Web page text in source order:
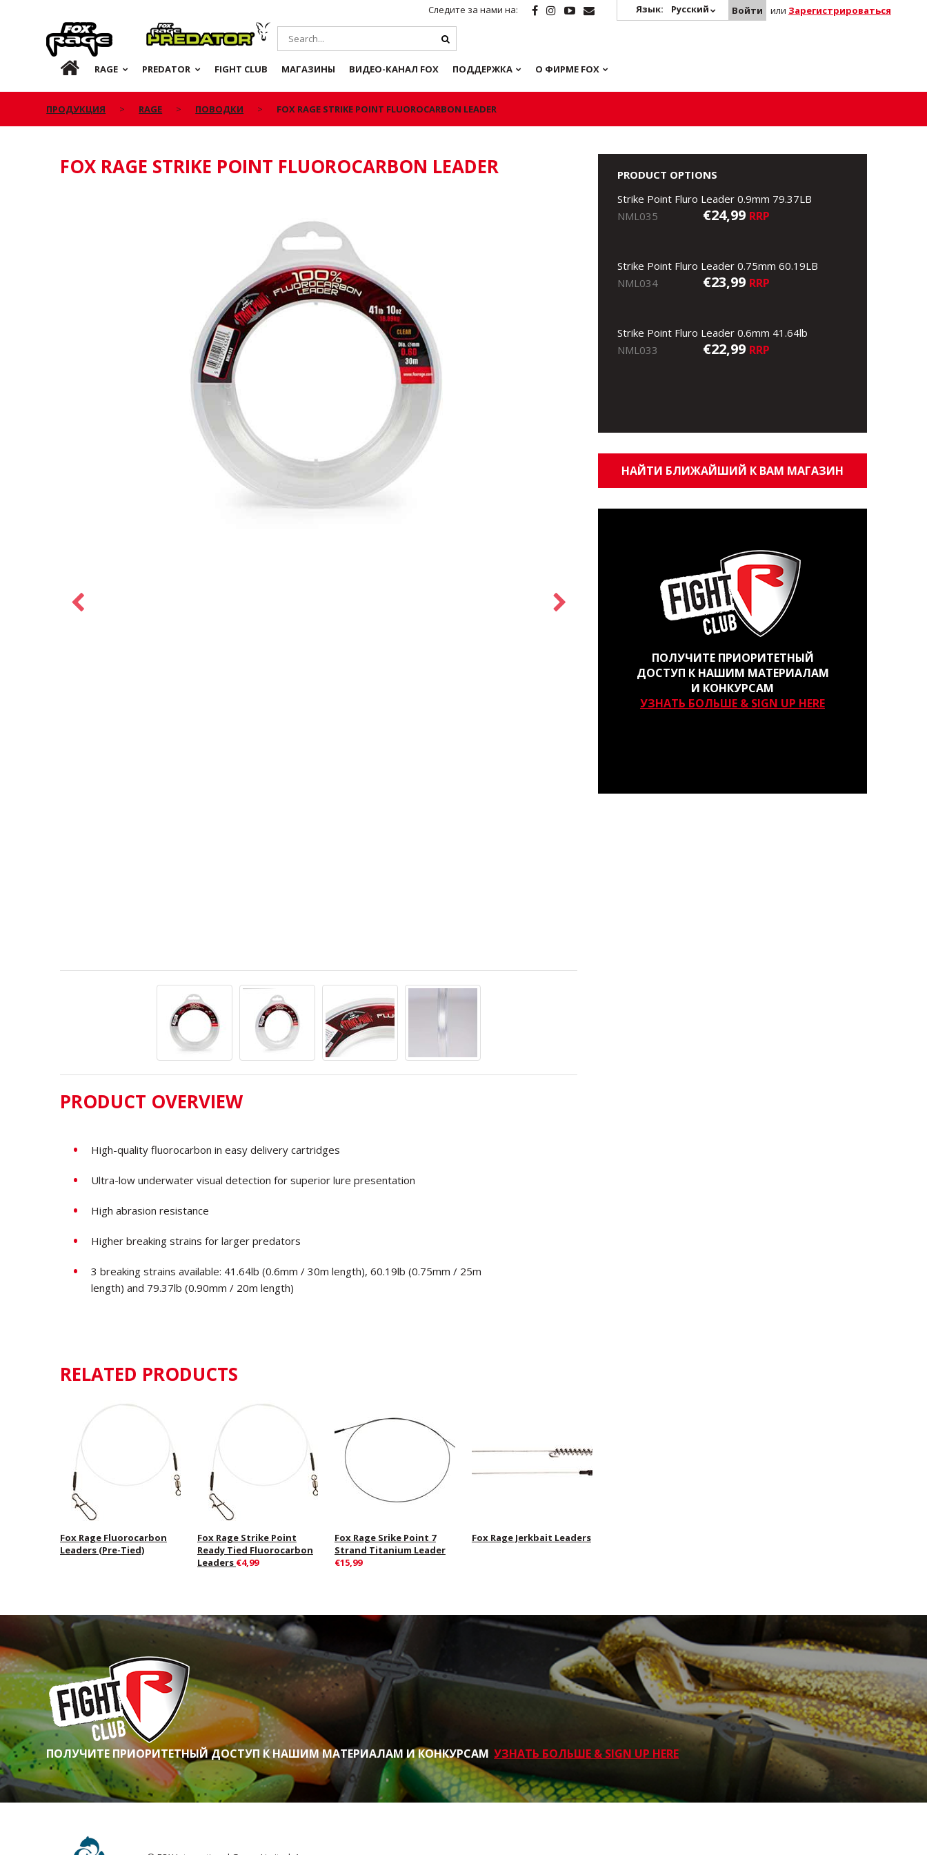
Следите за нами на: Язык: Русский Войти или Зарегистрироваться
Rage Predator
RU RAGE PREDATOR FIGHT CLUB МАГАЗИНЫ ВИДЕО-КАНАЛ FOX ПОДДЕРЖКА О ФИРМЕ FOX
ПРОДУКЦИЯ RAGE ПОВОДКИ FOX RAGE STRIKE POINT FLUOROCARBON LEADER
FOX RAGE STRIKE POINT FLUOROCARBON LEADER
PRODUCT OVERVIEW
High-quality fluorocarbon in easy delivery cartridges
Ultra-low underwater visual detection for superior lure presentation
High abrasion resistance
Higher breaking strains for larger predators
3 breaking strains available: 41.64lb (0.6mm / 30m length), 60.19lb (0.75mm / 25m
length) and 79.37lb (0.90mm / 20m length)
PRODUCT OPTIONS
Strike Point Fluro Leader 0.9mm 79.37LB
NML035
€24,99 RRP
Strike Point Fluro Leader 0.75mm 60.19LB
NML034
€23,99 RRP
Strike Point Fluro Leader 0.6mm 41.64lb
NML033
€22,99 RRP
НАЙТИ БЛИЖАЙШИЙ К ВАМ МАГАЗИН
ПОЛУЧИТЕ ПРИОРИТЕТНЫЙ
ДОСТУП К НАШИМ МАТЕРИАЛАМ
И КОНКУРСАМ
УЗНАТЬ БОЛЬШЕ & SIGN UP HERE
RELATED PRODUCTS
Fox Rage Fluorocarbon
Leaders (Pre-Tied)
Fox Rage Strike Point
Ready Tied Fluorocarbon
Leaders €4,99
Fox Rage Srike Point 7
Strand Titanium Leader
€15,99
Fox Rage Jerkbait Leaders
ПОЛУЧИТЕ ПРИОРИТЕТНЫЙ ДОСТУП К НАШИМ МАТЕРИАЛАМ И КОНКУРСАМ УЗНАТЬ БОЛЬШЕ & SIGN UP HERE